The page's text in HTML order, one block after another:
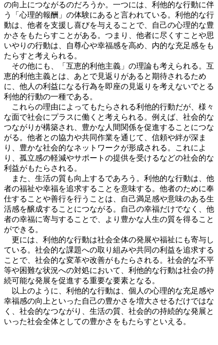
の向上につながるのだろうか。一つには、利他的な行動に伴
う「心理的報酬」の体験にあると言われている。利他的な行
動は、他者を支援し喜びを与えることで、自己の心理的な豊
かさをもたらすことがある。つまり、他者に尽くすことや思
いやりの行動は、自尊心や幸福感を高め、内的な充足感をも
たらすと考えられる。
その他にも、「互恵的利他主義」の理論も考えられる。互
恵的利他主義とは、あとで見返りがあると期待されるため
に、他人の利益になる行為を即座の見返りを考えないでとる
利他的行動の一種である。
これらの理由によってもたらされる利他的行動だが、様々
な面で社会にプラスに働くと考えられる。例えば、社会的な
つながりが構築され、豊かな人間関係を促進することにつな
がる。他者との協力や共同作業を通じて、信頼や絆が深ま
り、豊かな社会的なネットワークが形成される。これによ
り、孤立感の軽減やサポートの提供を受けるなどの社会的な
利益がもたらされる。
また、生活の質も向上するであろう。利他的な行動は、他
者の福祉や幸福を追求することを意味する。他者のために奉
仕することや善行を行うことは、自己満足感や意味のある生
活感を醸成することにつながる。自己の幸福だけでなく、他
者の幸福に寄与することで、より豊かな人生の質を得ること
ができる。
更には、利他的な行動は社会全体の発展や福祉にも寄与し
ている。社会的な課題への取り組みや共同の利益を追求する
ことで、社会的な変革や改善がもたらされる。社会的な不平
等や困難な状況への対処において、利他的な行動は社会の持
続可能な発展を促進する重要な要素となる。
以上のように、利他的な行動は、個人の心理的な充足感や
幸福感の向上といった自己の豊かさを増大させるだけではな
く、社会的なつながり、生活の質、社会的の持続的な発展と
いった社会全体としての豊かさをもたらすといえる。